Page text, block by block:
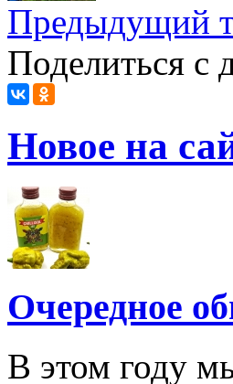
Предыдущий
Поделиться с
Новое на
Очередное
В этом году